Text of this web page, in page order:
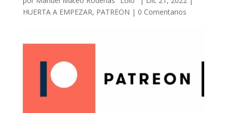
HUERTA A EMPEZAR, PATREON | 0 Comentarios